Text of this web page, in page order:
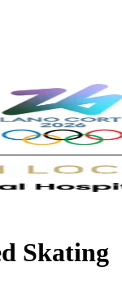
Skating